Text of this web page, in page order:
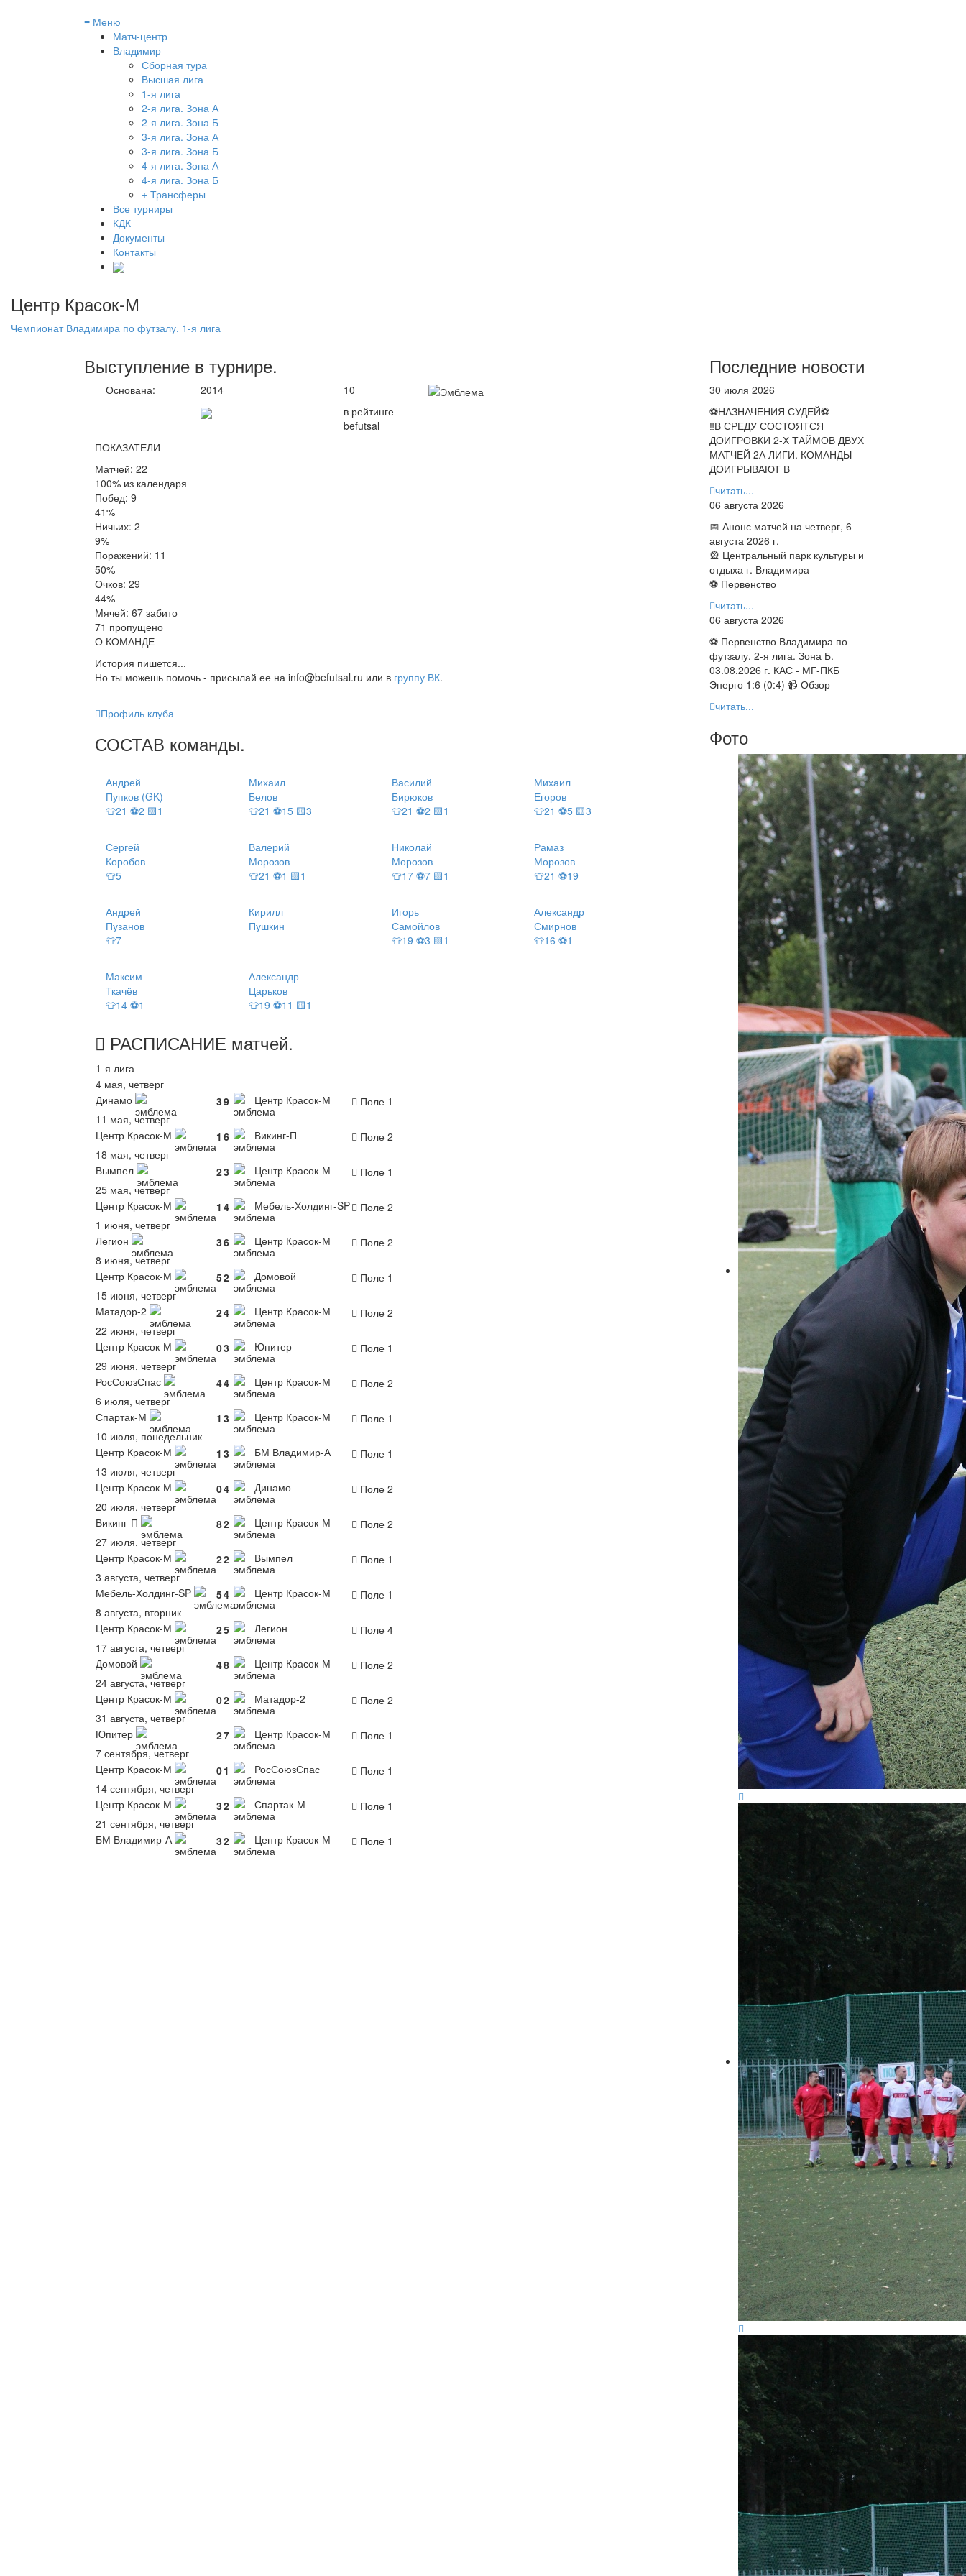
≡ Меню
Матч-центр
Владимир
Сборная тура
Высшая лига
1-я лига
2-я лига. Зона А
2-я лига. Зона Б
3-я лига. Зона А
3-я лига. Зона Б
4-я лига. Зона А
4-я лига. Зона Б
+ Трансферы
Все турниры
КДК
Документы
Контакты
Центр Красок-М
Чемпионат Владимира по футзалу. 1-я лига
Выступление в турнире.
Основана: 2014
10
в рейтинге
befutsal
ПОКАЗАТЕЛИ
Матчей: 22
100% из календаря
Побед: 9
41%
Ничьих: 2
9%
Поражений: 11
50%
Очков: 29
44%
Мячей: 67 забито
71 пропущено
О КОМАНДЕ
История пишется...
Но ты можешь помочь - присылай ее на info@befutsal.ru или в группу ВК.
Профиль клуба
СОСТАВ команды.
Андрей
Пупков (GK)
👕21 ⚽2 🟨1
Михаил
Белов
👕21 ⚽15 🟨3
Василий
Бирюков
👕21 ⚽2 🟨1
Михаил
Егоров
👕21 ⚽5 🟨3
Сергей
Коробов
👕5
Валерий
Морозов
👕21 ⚽1 🟨1
Николай
Морозов
👕17 ⚽7 🟨1
Рамаз
Морозов
👕21 ⚽19
Андрей
Пузанов
👕7
Кирилл
Пушкин
Игорь
Самойлов
👕19 ⚽3 🟨1
Александр
Смирнов
👕16 ⚽1
Максим
Ткачёв
👕14 ⚽1
Александр
Царьков
👕19 ⚽11 🟨1
РАСПИСАНИЕ матчей.
1-я лига
4 мая, четверг
Динамо
39 Центр Красок-М
Поле 1
11 мая, четверг
Центр Красок-М
1 6 Викинг-П
Поле 2
18 мая, четверг
Вымпел
23 Центр Красок-М
Поле 1
25 мая, четверг
Центр Красок-М
1 4 Мебель-Холдинг-SP
Поле 2
1 июня, четверг
Легион
36 Центр Красок-М
Поле 2
8 июня, четверг
Центр Красок-М
52 Домовой
Поле 1
15 июня, четверг
Матадор-2
24 Центр Красок-М
Поле 2
22 июня, четверг
Центр Красок-М
03 Юпитер
Поле 1
29 июня, четверг
РосСоюзСпас
44 Центр Красок-М
Поле 2
6 июля, четверг
Спартак-М
1 3 Центр Красок-М
Поле 1
10 июля, понедельник
Центр Красок-М
1 3 БМ Владимир-А
Поле 1
13 июля, четверг
Центр Красок-М
04 Динамо
Поле 2
20 июля, четверг
Викинг-П
82 Центр Красок-М
Поле 2
27 июля, четверг
Центр Красок-М
22 Вымпел
Поле 1
3 августа, четверг
Мебель-Холдинг-SP
54 Центр Красок-М
Поле 1
8 августа, вторник
Центр Красок-М
25 Легион
Поле 4
17 августа, четверг
Домовой
48 Центр Красок-М
Поле 2
24 августа, четверг
Центр Красок-М
02 Матадор-2
Поле 2
31 августа, четверг
Юпитер
27 Центр Красок-М
Поле 1
7 сентября, четверг
Центр Красок-М
01 РосСоюзСпас
Поле 1
14 сентября, четверг
Центр Красок-М
32 Спартак-М
Поле 1
21 сентября, четверг
БМ Владимир-А
32 Центр Красок-М Поле 1
Последние новости
30 июля 2026
⚽НАЗНАЧЕНИЯ СУДЕЙ⚽
‼В СРЕДУ СОСТОЯТСЯ
ДОИГРОВКИ 2-Х ТАЙМОВ ДВУХ
МАТЧЕЙ 2А ЛИГИ. КОМАНДЫ
ДОИГРЫВАЮТ В
читать...
06 августа 2026
📅 Анонс матчей на четверг, 6
августа 2026 г.
🎡 Центральный парк культуры и
отдыха г. Владимира
⚽ Первенство
читать...
06 августа 2026
⚽ Первенство Владимира по
футзалу. 2-я лига. Зона Б.
03.08.2026 г. КАС - МГ-ПКБ
Энерго 1:6 (0:4) 📹 Обзор
читать...
Фото